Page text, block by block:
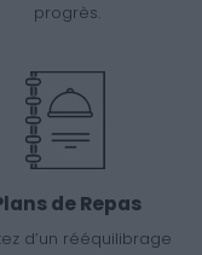
progrès.
de Repas
d’un rééquilibrage